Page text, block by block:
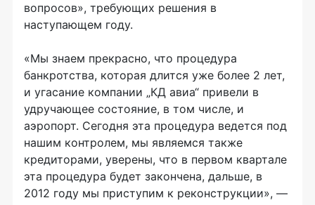
вопросов», требующих решения в
наступающем году.
«Мы знаем прекрасно, что процедура
банкротства, которая длится уже более 2 лет,
и угасание компании „КД авиа“ привели в
удручающее состояние, в том числе, и
аэропорт. Сегодня эта процедура ведется под
нашим контролем, мы являемся также
кредиторами, уверены, что в первом квартале
эта процедура будет закончена, дальше, в
2012 году мы приступим к реконструкции», —